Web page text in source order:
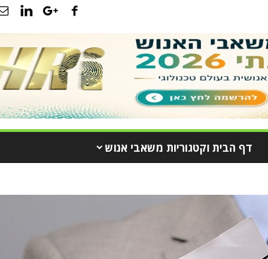
דף הבית וקטגוריות משאבי אנוש